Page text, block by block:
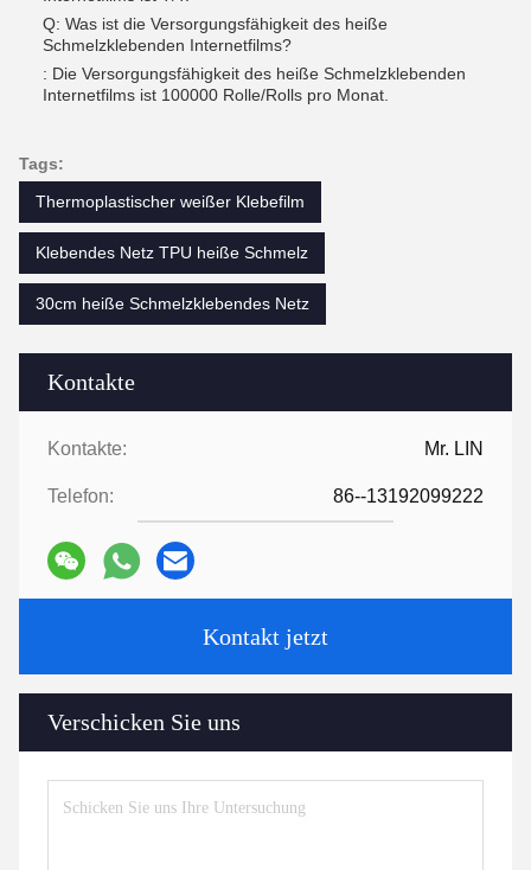
Kontakte
Kontakte: Mr. LIN
Telefon: 86--13192099222
Kontakt jetzt
Verschicken Sie uns
Q: Was ist die Versorgungsfähigkeit des heiße
Schmelzklebenden Internetfilms?
: Die Versorgungsfähigkeit des heiße Schmelzklebenden
Internetfilms ist 100000 Rolle/Rolls pro Monat.
Tags:
Thermoplastischer weißer Klebefilm
Klebendes Netz TPU heiße Schmelz
30cm heiße Schmelzklebendes Netz